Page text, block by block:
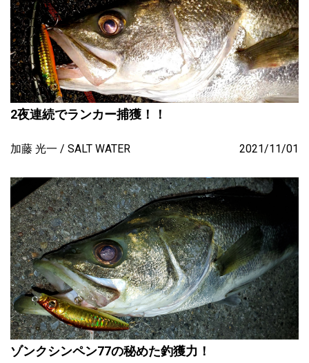
2夜連続でランカー捕獲！！
加藤 光一 SALT WATER 2021/11/01
ゾンクシンペン77の秘めた釣獲力！